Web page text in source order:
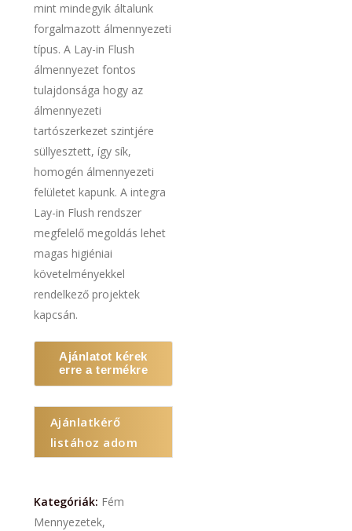
mint mindegyik általunk
forgalmazott álmennyezeti
típus. A Lay-in Flush
álmennyezet fontos
tulajdonsága hogy az
álmennyezeti
tartószerkezet szintjére
süllyesztett, így sík,
homogén álmennyezeti
felületet kapunk. A integra
Lay-in Flush rendszer
megfelelő megoldás lehet
magas higiéniai
követelményekkel
rendelkező projektek
kapcsán.
Ajánlatot kérek
erre a termékre
Ajánlatkérő
listához adom
Kategóriák: Fém
Mennyezetek,